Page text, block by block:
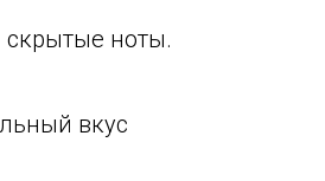
ноты.
вкус